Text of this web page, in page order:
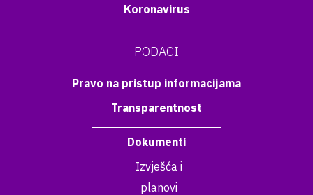
Koronavirus
PODACI
Pravo na pristup informacijama
Transparentnost
Dokumenti
Izvješća i
planovi